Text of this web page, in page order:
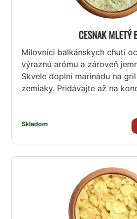
CESNAK MLETÝ
Milovníci balkánskych chutí
výraznú arómu a zároveň
Skvele doplní marinádu na
zemiaky. Pridávajte až na
Skladom